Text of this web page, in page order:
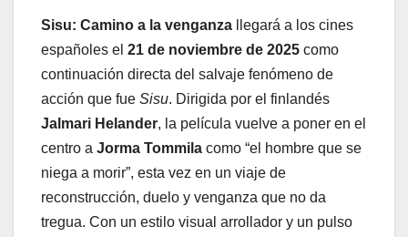
Sisu: Camino a la venganza llegará a los cines
españoles el 21 de noviembre de 2025 como
continuación directa del salvaje fenómeno de
acción que fue Sisu. Dirigida por el finlandés
Jalmari Helander, la película vuelve a poner en el
centro a Jorma Tommila como “el hombre que se
niega a morir”, esta vez en un viaje de
reconstrucción, duelo y venganza que no da
tregua. Con un estilo visual arrollador y un pulso